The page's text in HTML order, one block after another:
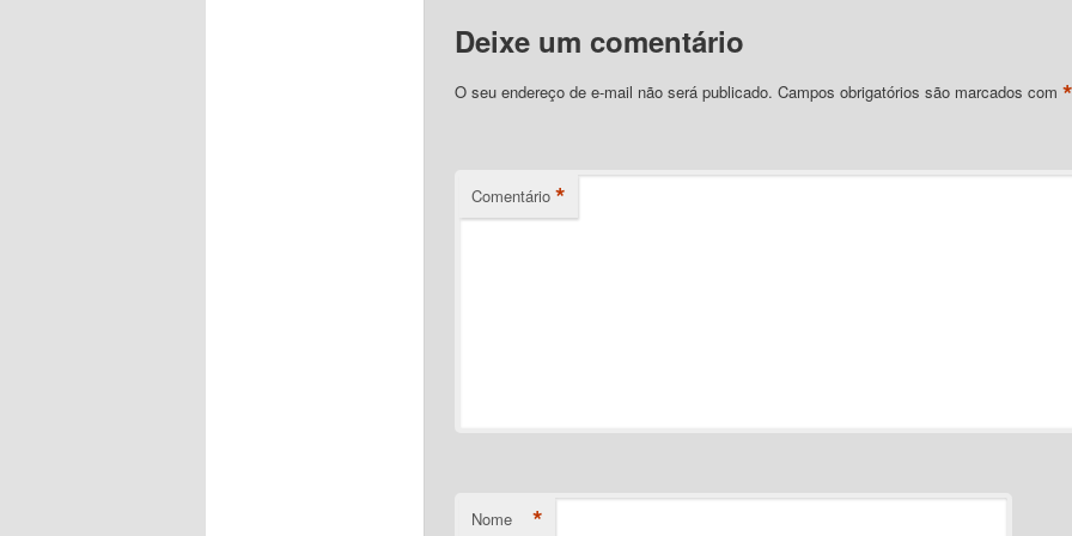
Deixe um comentário
O seu endereço de e-mail não será publicado. Campos obrigatórios são marcados com *
Comentário *
Nome *